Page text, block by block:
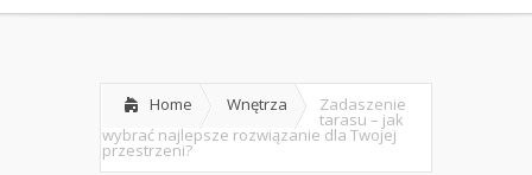
Home Wnętrza Zadaszenie
tarasu – jak
wybrać najlepsze rozwiązanie dla Twojej
przestrzeni?